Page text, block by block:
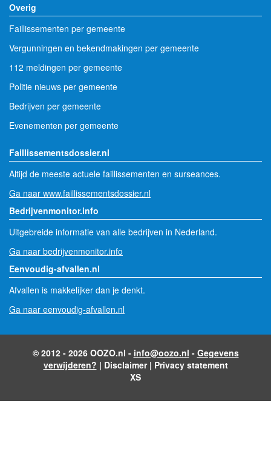
Overig
Faillissementen per gemeente
Vergunningen en bekendmakingen per gemeente
112 meldingen per gemeente
Politie nieuws per gemeente
Bedrijven per gemeente
Evenementen per gemeente
Faillissementsdossier.nl
Altijd de meeste actuele faillissementen en surseances.
Ga naar www.faillissementsdossier.nl
Bedrijvenmonitor.info
Uitgebreide informatie van alle bedrijven in Nederland.
Ga naar bedrijvenmonitor.info
Eenvoudig-afvallen.nl
Afvallen is makkelijker dan je denkt.
Ga naar eenvoudig-afvallen.nl
© 2012 - 2026 OOZO.nl - info@oozo.nl - Gegevens
verwijderen? | Disclaimer| Privacy statement
XS